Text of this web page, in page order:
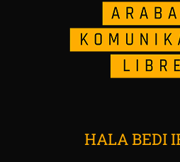
HALA BEDI